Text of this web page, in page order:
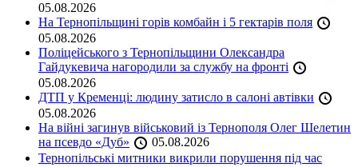
05.08.2026
На Тернопільщині горів комбайн і 5 гектарів поля
05.08.2026
Поліцейського з Тернопільщини Олександра
Гайдукевича нагородили за службу на фронті
05.08.2026
ДТП у Кременці: людину затисло в салоні автівки
05.08.2026
На війні загинув військовий із Тернополя Олег Шелетин
на псевдо «Дуб»
05.08.2026
Тернопільські митники викрили порушення під час